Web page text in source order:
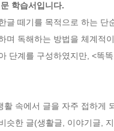
학습서입니다.
글 떼기를 목적으로 하는
며 독해하는 방법을 체계적
단계를 구성하였지만, <똑
활 속에서 글을 자주 접하
슷한 글(생활글, 이야기글,